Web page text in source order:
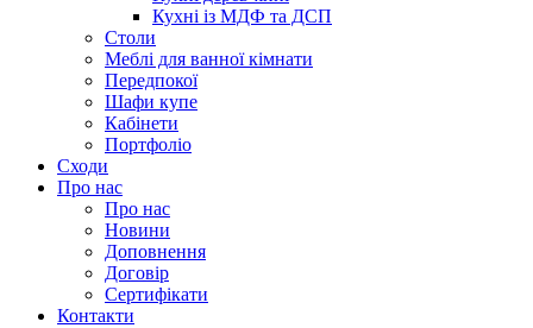
Кухні із МДФ та ДСП
Cтоли
Меблі для ванної кімнати
Передпокої
Шафи купе
Кабінети
Портфоліо
Сходи
Про нас
Про нас
Новини
Доповнення
Договір
Сертифікати
Контакти